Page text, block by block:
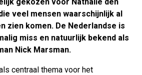
veel mensen waarschijnlijk al
zien komen. De Nederlandse is
miss en natuurlijk bekend als
Nick Marsman.
centraal thema voor het